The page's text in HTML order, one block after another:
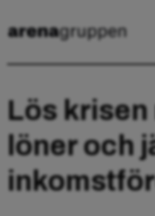
Lös
löner och